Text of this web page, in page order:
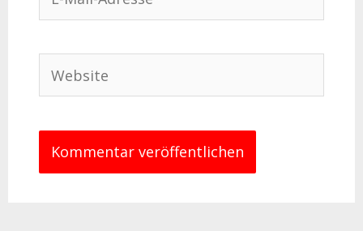
Mail-
Website